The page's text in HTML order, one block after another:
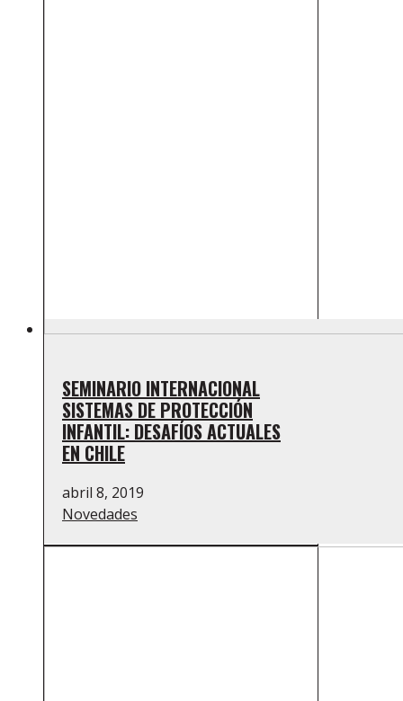
SEMINARIO INTERNACIONAL
SISTEMAS DE PROTECCIÓN
INFANTIL: DESAFÍOS ACTUALES
EN CHILE
abril 8, 2019
Novedades